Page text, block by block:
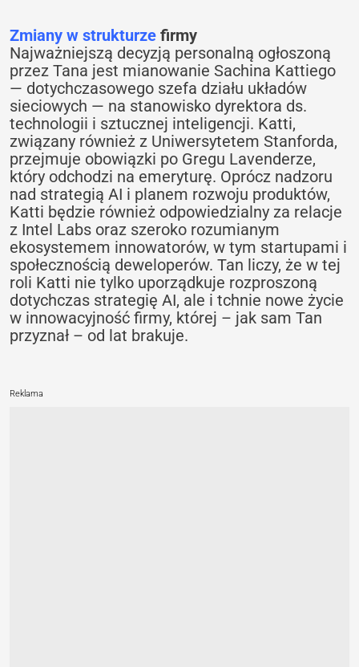
Zmiany w strukturze firmy
Najważniejszą decyzją personalną ogłoszoną
przez Tana jest mianowanie Sachina Kattiego
— dotychczasowego szefa działu układów
sieciowych — na stanowisko dyrektora ds.
technologii i sztucznej inteligencji. Katti,
związany również z Uniwersytetem Stanforda,
przejmuje obowiązki po Gregu Lavenderze,
który odchodzi na emeryturę. Oprócz nadzoru
nad strategią AI i planem rozwoju produktów,
Katti będzie również odpowiedzialny za relacje
z Intel Labs oraz szeroko rozumianym
ekosystemem innowatorów, w tym startupami i
społecznością deweloperów. Tan liczy, że w tej
roli Katti nie tylko uporządkuje rozproszoną
dotychczas strategię AI, ale i tchnie nowe życie
w innowacyjność firmy, której – jak sam Tan
przyznał – od lat brakuje.
Reklama